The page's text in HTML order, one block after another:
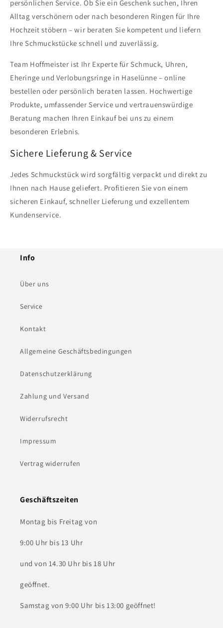
persönlichen Service. Ob Sie ein Geschenk suchen, Ihren
Alltag verschönern oder nach besonderen Ringen für Ihre
Hochzeit stöbern – wir beraten Sie kompetent und liefern
Ihre Schmuckstücke schnell und zuverlässig.
Team Hoffmeister ist Ihr Experte für Schmuck, Uhren,
Eheringe und Verlobungsringe in Haselünne – online
bestellen oder persönlich beraten lassen. Hochwertige
Produkte, umfassender Service und vertrauenswürdige
Beratung machen Ihren Einkauf bei uns zu einem
besonderen Erlebnis.
Sichere Lieferung & Service
Jedes Schmuckstück wird sorgfältig verpackt und direkt zu
Ihnen nach Hause geliefert. Profitieren Sie von einem
sicheren Einkauf, schneller Lieferung und exzellentem
Kundenservice.
Info
Über uns
Service
Kontakt
Allgemeine Geschäftsbedingungen
Datenschutzerklärung
Zahlung und Versand
Widerrufsrecht
Impressum
Vertrag widerrufen
Geschäftszeiten
Montag bis Freitag von
9:00 Uhr bis 13 Uhr
und von 14.30 Uhr bis 18 Uhr
geöffnet.
Samstag von 9:00 Uhr bis 13:00 geöffnet!